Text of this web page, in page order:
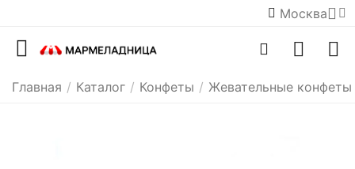
Москва
Главная / Каталог / Конфеты / Жевательные конфеты